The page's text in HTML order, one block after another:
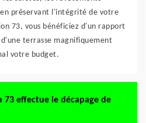
préservant l'intégrité de votre
73, vous bénéficiez d'un rapport
terrasse magnifiquement
votre budget.
73 effectue le décapage de